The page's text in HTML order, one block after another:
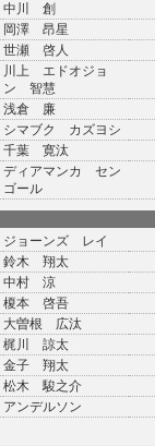
中川 創
岡澤 昂星
世瀬 啓人
川上 エドオジョ
ン 智慧
浅倉 廉
シマブク カズヨシ
千葉 寛汰
ディアマンカ セン
ゴール
ジョーンズ レイ
鈴木 翔太
中村 涼
榎本 啓吾
大曽根 広汰
梶川 諒太
金子 翔太
松木 駿之介
アンデルソン